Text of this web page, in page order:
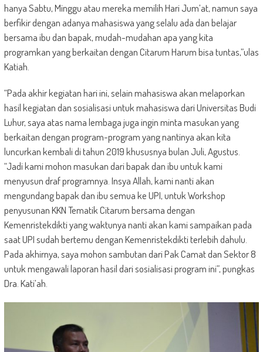
hanya Sabtu, Minggu atau mereka memilih Hari Jum’at, namun saya
berfikir dengan adanya mahasiswa yang selalu ada dan belajar
bersama ibu dan bapak, mudah-mudahan apa yang kita
programkan yang berkaitan dengan Citarum Harum bisa tuntas,”ulas
Katiah.
“Pada akhir kegiatan hari ini, selain mahasiswa akan melaporkan
hasil kegiatan dan sosialisasi untuk mahasiswa dari Universitas Budi
Luhur, saya atas nama lembaga juga ingin minta masukan yang
berkaitan dengan program-program yang nantinya akan kita
luncurkan kembali di tahun 2019 khususnya bulan Juli, Agustus.
“Jadi kami mohon masukan dari bapak dan ibu untuk kami
menyusun draf programnya. Insya Allah, kami nanti akan
mengundang bapak dan ibu semua ke UPI, untuk Workshop
penyusunan KKN Tematik Citarum bersama dengan
Kemenristekdikti yang waktunya nanti akan kami sampaikan pada
saat UPI sudah bertemu dengan Kemenristekdikti terlebih dahulu.
Pada akhirnya, saya mohon sambutan dari Pak Camat dan Sektor 8
untuk mengawali laporan hasil dari sosialisasi program ini”, pungkas
Dra. Kati’ah.